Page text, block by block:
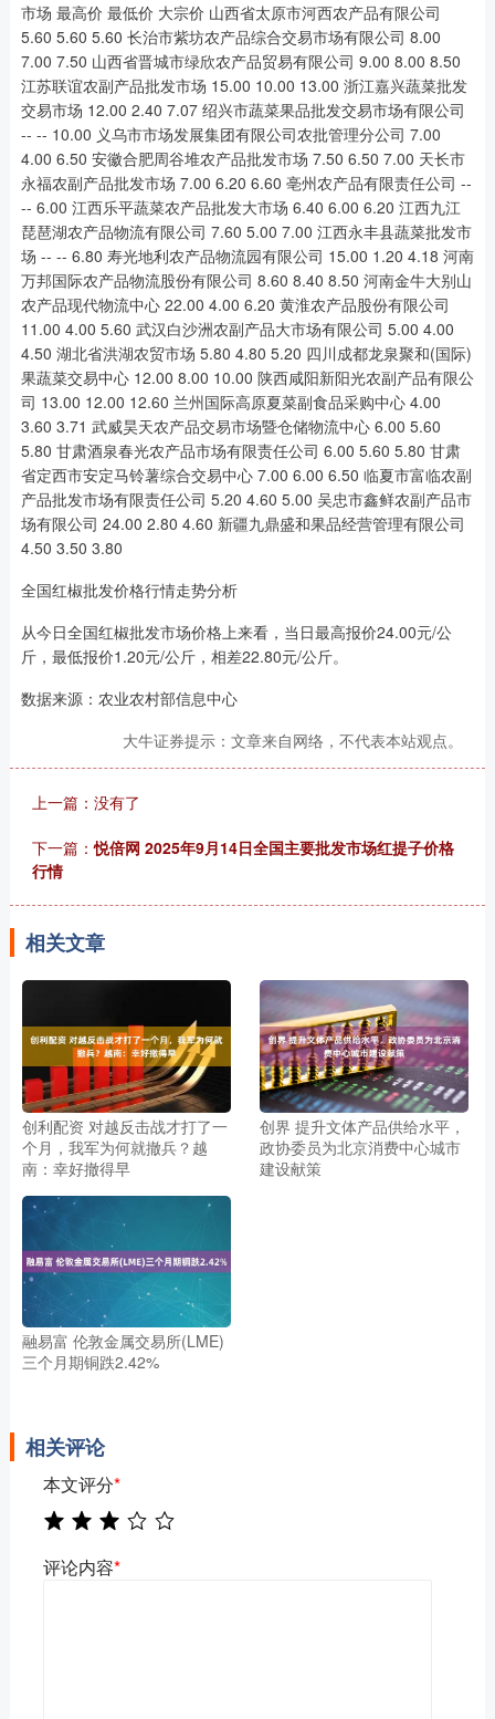
市场 最高价 最低价 大宗价 山西省太原市河西农产品有限公司
5.60 5.60 5.60 长治市紫坊农产品综合交易市场有限公司 8.00
7.00 7.50 山西省晋城市绿欣农产品贸易有限公司 9.00 8.00 8.50
江苏联谊农副产品批发市场 15.00 10.00 13.00 浙江嘉兴蔬菜批发
交易市场 12.00 2.40 7.07 绍兴市蔬菜果品批发交易市场有限公司
-- -- 10.00 义乌市市场发展集团有限公司农批管理分公司 7.00
4.00 6.50 安徽合肥周谷堆农产品批发市场 7.50 6.50 7.00 天长市
永福农副产品批发市场 7.00 6.20 6.60 亳州农产品有限责任公司 --
-- 6.00 江西乐平蔬菜农产品批发大市场 6.40 6.00 6.20 江西九江
琵琶湖农产品物流有限公司 7.60 5.00 7.00 江西永丰县蔬菜批发市
场 -- -- 6.80 寿光地利农产品物流园有限公司 15.00 1.20 4.18 河南
万邦国际农产品物流股份有限公司 8.60 8.40 8.50 河南金牛大别山
农产品现代物流中心 22.00 4.00 6.20 黄淮农产品股份有限公司
11.00 4.00 5.60 武汉白沙洲农副产品大市场有限公司 5.00 4.00
4.50 湖北省洪湖农贸市场 5.80 4.80 5.20 四川成都龙泉聚和(国际)
果蔬菜交易中心 12.00 8.00 10.00 陕西咸阳新阳光农副产品有限公
司 13.00 12.00 12.60 兰州国际高原夏菜副食品采购中心 4.00
3.60 3.71 武威昊天农产品交易市场暨仓储物流中心 6.00 5.60
5.80 甘肃酒泉春光农产品市场有限责任公司 6.00 5.60 5.80 甘肃
省定西市安定马铃薯综合交易中心 7.00 6.00 6.50 临夏市富临农副
产品批发市场有限责任公司 5.20 4.60 5.00 吴忠市鑫鲜农副产品市
场有限公司 24.00 2.80 4.60 新疆九鼎盛和果品经营管理有限公司
4.50 3.50 3.80
全国红椒批发价格行情走势分析
从今日全国红椒批发市场价格上来看，当日最高报价24.00元/公
斤，最低报价1.20元/公斤，相差22.80元/公斤。
数据来源：农业农村部信息中心
大牛证券提示：文章来自网络，不代表本站观点。
上一篇：没有了
下一篇：悦倍网 2025年9月14日全国主要批发市场红提子价格
行情
相关文章
创利配资 对越反击战才打了一
个月，我军为何就撤兵？越
南：幸好撤得早
创界 提升文体产品供给水平，
政协委员为北京消费中心城市
建设献策
融易富 伦敦金属交易所(LME)
三个月期铜跌2.42%
相关评论
本文评分*
评论内容*